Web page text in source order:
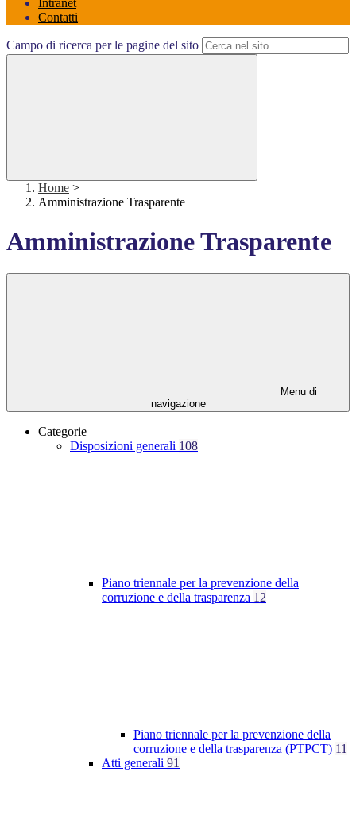
Intranet
Contatti
Campo di ricerca per le pagine del sito
Home >
Amministrazione Trasparente
Amministrazione Trasparente
Menu di
navigazione
Categorie
Disposizioni generali 108
Piano triennale per la prevenzione della
corruzione e della trasparenza 12
Piano triennale per la prevenzione della
corruzione e della trasparenza (PTPCT) 11
Atti generali 91